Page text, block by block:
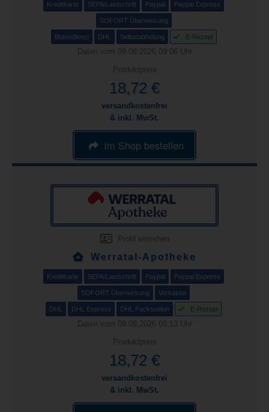
Kreditkarte SEPA/Lastschrift Paypal Paypal Express
SOFORT Überweisung
Botendienst DHL Selbstabholung E-Rezept
Daten vom 09.08.2026 09:06 Uhr
Produktpreis
18,72 €
versandkostenfrei
& inkl. MwSt.
im Shop bestellen
Profil einsehen
Werratal-Apotheke
Kreditkarte SEPA/Lastschrift Paypal Paypal Express
SOFORT Überweisung Vorkasse
DHL DHL Express DHL Packstation E-Rezept
Daten vom 09.08.2026 09:13 Uhr
Produktpreis
18,72 €
versandkostenfrei
& inkl. MwSt.